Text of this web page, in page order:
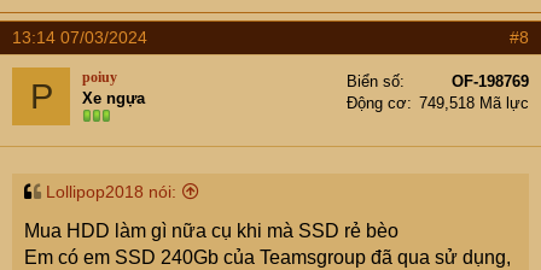
13:14 07/03/2024 #8
P poiuy
Xe ngựa
Biển số
OF-198769
Động cơ
749,518 Mã lực
Lollipop2018 nói:
Mua HDD làm gì nữa cụ khi mà SSD rẻ bèo
Em có em SSD 240Gb của Teamsgroup đã qua sử dụng,